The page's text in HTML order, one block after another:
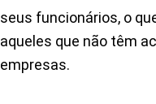
seus funcionários, o
aqueles que não têm
empresas.